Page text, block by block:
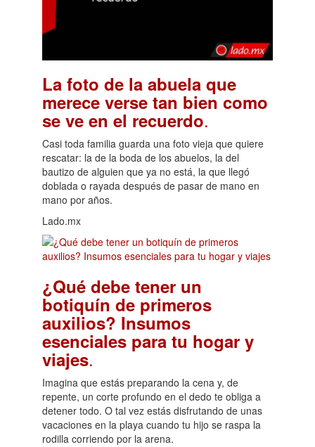
La foto de la abuela que
merece verse tan bien como
se ve en el recuerdo.
Casi toda familia guarda una foto vieja que quiere
rescatar: la de la boda de los abuelos, la del
bautizo de alguien que ya no está, la que llegó
doblada o rayada después de pasar de mano en
mano por años.
Lado.mx
¿Qué debe tener un
botiquín de primeros
auxilios? Insumos
esenciales para tu hogar y
viajes.
Imagina que estás preparando la cena y, de
repente, un corte profundo en el dedo te obliga a
detener todo. O tal vez estás disfrutando de unas
vacaciones en la playa cuando tu hijo se raspa la
rodilla corriendo por la arena.